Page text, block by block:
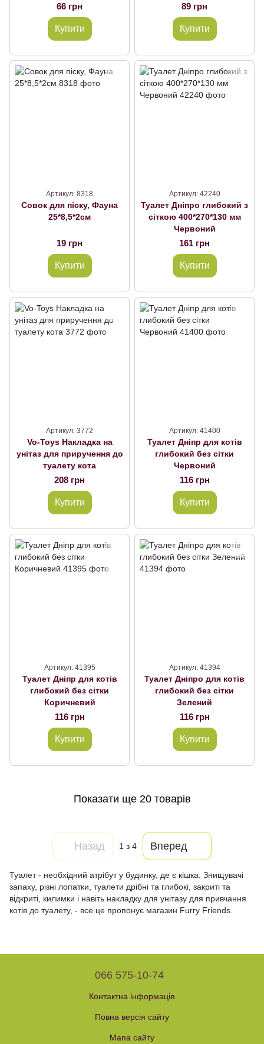
66 грн
Купити
89 грн
Купити
Артикул: 8318
Совок для піску, Фауна
25*8,5*2см
19 грн
Купити
Артикул: 42240
Туалет Дніпро глибокий з
сіткою 400*270*130 мм
Червоний
161 грн
Купити
Артикул: 3772
Vo-Toys Накладка на
унітаз для приручення до
туалету кота
208 грн
Купити
Артикул: 41400
Туалет Дніпр для котів
глибокий без сітки
Червоний
116 грн
Купити
Артикул: 41395
Туалет Дніпр для котів
глибокий без сітки
Коричневий
116 грн
Купити
Артикул: 41394
Туалет Дніпро для котів
глибокий без сітки
Зелений
116 грн
Купити
Показати ще 20 товарів
Назад 1 з 4 Вперед
Туалет - необхідний атрібут у будинку, де є кішка. Знищувачі
запаху, різні лопатки, туалети дрібні та глибокі, закриті та
відкриті, килимки і навіть накладку для унітазу для привчання
котів до туалету, - все це пропонує магазин Furry Friends.
066 575-10-74
Контактна інформація
Повна версія сайту
Мапа сайту